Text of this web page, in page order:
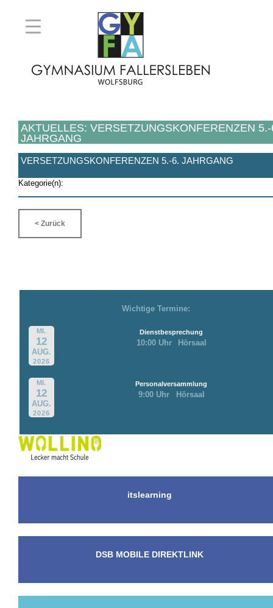
AKTUELLES: VERSETZUNGSKONFERENZEN
JAHRGANG
VERSETZUNGSKONFERENZEN 5.-6. JAHRGANG
Kategorie(n):
< Zurück
Wichtige Termine:
MI.
12
AUG.
2026
Dienstbesprechung
10:00 Uhr Hörsaal
MI.
12
AUG.
2026
Personalversammlung
9:00 Uhr Hörsaal
itslearning
DSB MOBILE DIREKTLINK